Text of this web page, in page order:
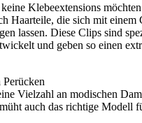
Klebeextensions
Haarteile, die sich mit einem
lassen. Diese Clips sind
und geben so einen
Vielzahl an modischen
auch das richtige Modell